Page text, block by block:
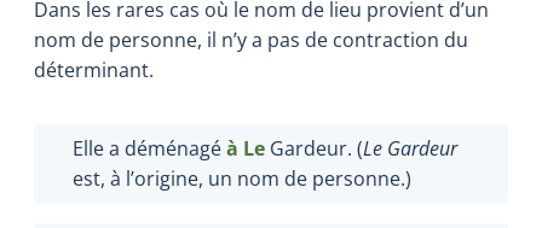
Dans les rares cas où le nom de lieu provient d’un
nom de personne, il n’y a pas de contraction du
déterminant.
Elle a déménagéà Le Gardeur. (Le Gardeur
est, à l’origine, un nom de personne.)